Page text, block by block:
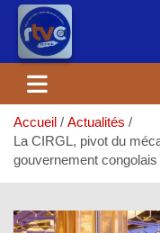
contenu
Accueil
Actualités
La CIRGL, pivot du
gouvernement congolais